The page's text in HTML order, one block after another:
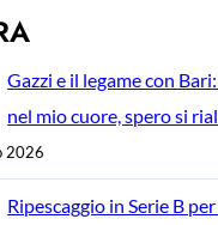
Gazzi e il legame con
nel mio cuore, spero si
2026
Ripescaggio in Serie B